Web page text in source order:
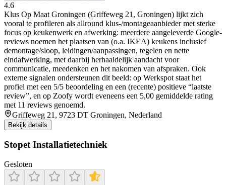
4.6
Klus Op Maat Groningen (Griffeweg 21, Groningen) lijkt zich
vooral te profileren als allround klus-/montageaanbieder met sterke
focus op keukenwerk en afwerking: meerdere aangeleverde Google-
reviews noemen het plaatsen van (o.a. IKEA) keukens inclusief
demontage/sloop, leidingen/aanpassingen, tegelen en nette
eindafwerking, met daarbij herhaaldelijk aandacht voor
communicatie, meedenken en het nakomen van afspraken. Ook
externe signalen ondersteunen dit beeld: op Werkspot staat het
profiel met een 5/5 beoordeling en een (recente) positieve “laatste
review”, en op Zoofy wordt eveneens een 5,00 gemiddelde rating
met 11 reviews genoemd.
Griffeweg 21, 9723 DT Groningen, Nederland
Bekijk details
Stopet Installatietechniek
Gesloten